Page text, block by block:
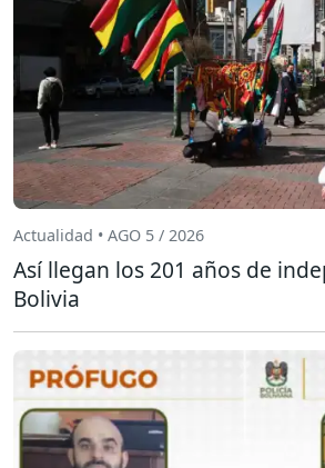
Actualidad • AGO 5 / 2026
Así llegan los 201 años de
Bolivia